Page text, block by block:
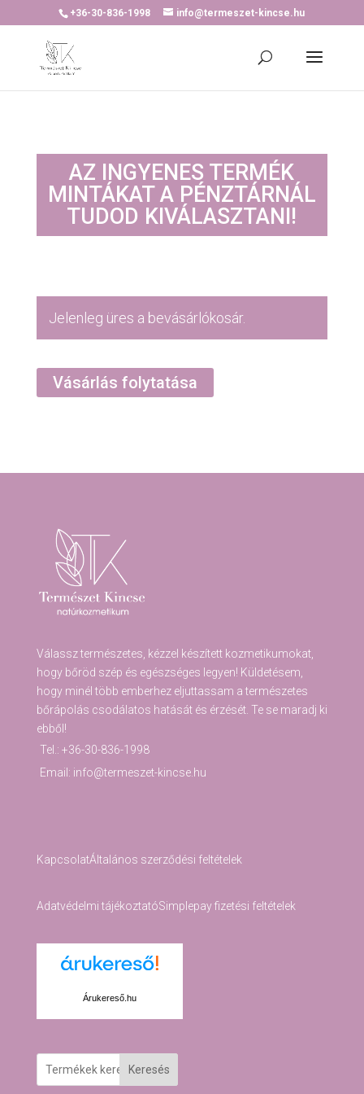
+36-30-836-1998 info@termeszet-kincse.hu
AZ INGYENES TERMÉK
MINTÁKAT A PÉNZTÁRNÁL
TUDOD KIVÁLASZTANI!
Jelenleg üres a bevásárlókosár.
Vásárlás folytatása
Válassz természetes, kézzel készített kozmetikumokat,
hogy bőröd szép és egészséges legyen! Küldetésem,
hogy minél több emberhez eljuttassam a természetes
bőrápolás csodálatos hatását és érzését. Te se maradj ki
ebből!
Tel.: +36-30-836-1998
Email: info@termeszet-kincse.hu
KapcsolatÁltalános szerződési feltételek
Adatvédelmi tájékoztatóSimplepay fizetési feltételek
Árukereső.hu
Keresés